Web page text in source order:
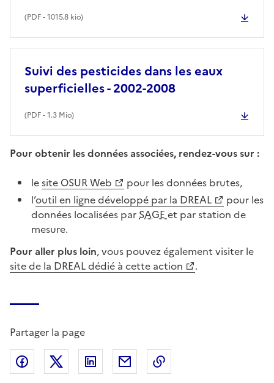
(PDF- 1015.8 kio)
Suivi des pesticides dans les eaux
superficielles - 2002-2008
(PDF- 1.3 Mio)
Pour obtenir les données associées, rendez-vous sur :
lesite OSUR Web
pour les données brutes,
l’outil en ligne développé par la DREAL
pour les
données localisées par SAGEet par station de
mesure.
Pour aller plus loin, vous pouvez également visiter le
site de la DREAL dédié à cette action
.
Partager la page
Partager sur Facebook
Partager sur X (anciennement Twitter)
Partager sur LinkedIn
Partager par email